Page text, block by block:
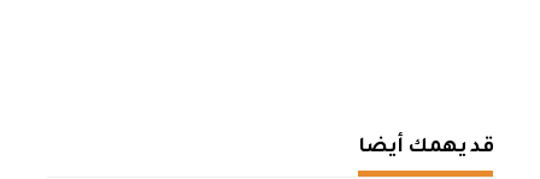
قد يهمك أيضا